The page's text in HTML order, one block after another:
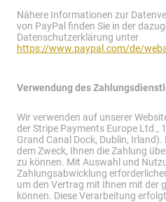
Nähere Informationen zur
von PayPal finden Sie in der
Datenschutzerklärung unter
https://www.paypal.com/de/
Verwendung des
Wir verwenden auf unserer
der Stripe Payments Europe Ltd.,
Grand Canal Dock, Dublin,
dem Zweck, Ihnen die Zahlung
zu können. Mit Auswahl und
Zahlungsabwicklung
um den Vertrag mit Ihnen mit der
können. Diese Verarbeitung